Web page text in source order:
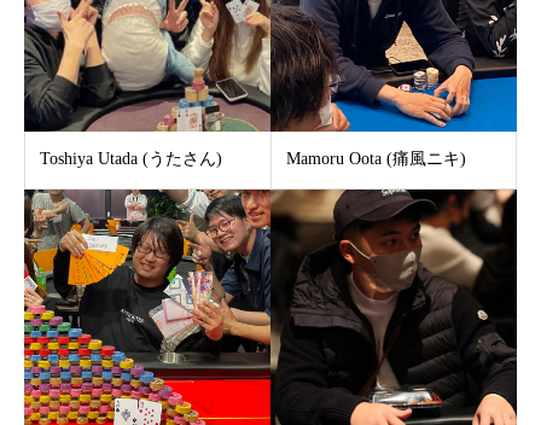
Toshiya Utada (うたさん) Mamoru Oota (痛風ニキ)